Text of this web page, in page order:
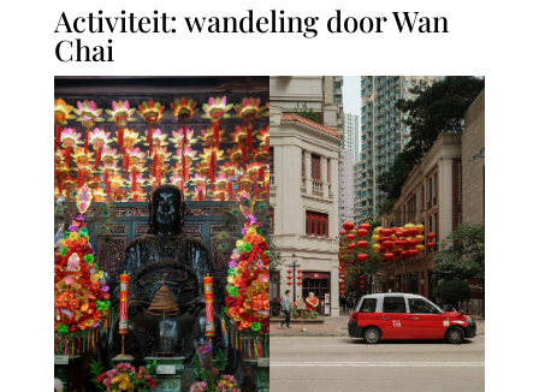
Activiteit: wandeling door Wan
Chai